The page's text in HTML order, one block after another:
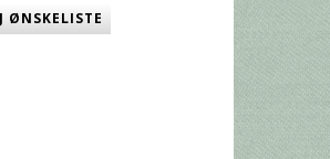
ØNSKELISTE